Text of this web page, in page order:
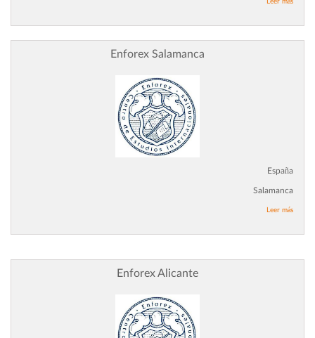
Enforex Salamanca
España
Salamanca
Leer más
Enforex Alicante